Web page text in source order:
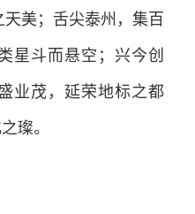
美；舌尖泰州，集百
星斗而悬空；兴今创
业茂，延荣地标之都
璨。